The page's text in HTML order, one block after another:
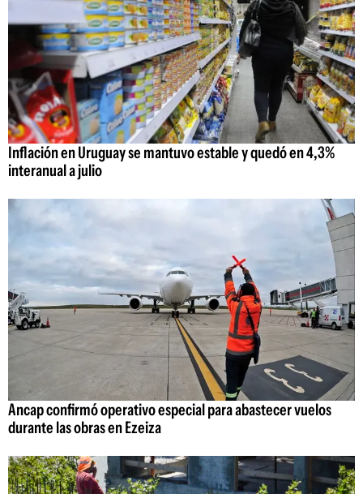
Inflación en Uruguay se mantuvo estable y quedó en 4,3%
interanual a julio
Ancap confirmó operativo especial para abastecer vuelos
durante las obras en Ezeiza